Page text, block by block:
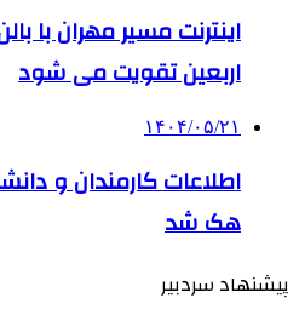
اینترنت مسیر مهران با
اربعین تقویت می شود
۱۴۰۴/۰۵/۲۱
اطلاعات کارمندان و
هک شد
پیشنهاد سردبیر